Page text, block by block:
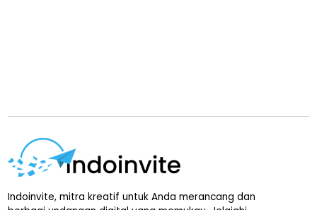
Indoinvite, mitra kreatif untuk Anda merancang dan